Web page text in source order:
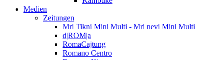
Medien
Zeitungen
Mri Tikni Mini Multi - Mri nevi Mini Multi
d|ROM|a
RomaCajtung
Romano Centro